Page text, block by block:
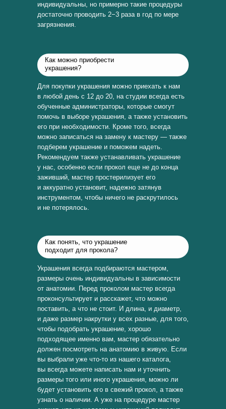
индивидуальны, но примерно такие процедуры
достаточно проводить 2−3 раза в год по мере
загрязнения.
Как можно приобрести
украшения?
Для покупки украшения можно приехать к нам
в любой день с 12 до 20, на студии всегда есть
обученные администраторы, которые смогут
помочь в выборе украшения, а также установить
его при необходимости. Кроме того, всегда
можно записаться на замену к мастеру — также
подберем украшение и поможем надеть.
Рекомендуем также устанавливать украшение
у нас, особенно если прокол еще не до конца
заживший, мастер простерилизует его
и аккуратно установит, надежно затянув
инструментом, чтобы ничего не раскрутилось
и не потерялось.
Как понять, что украшение
подходит для прокола?
Украшения всегда подбираются мастером,
размеры очень индивидуальны в зависимости
от анатомии. Перед проколом мастер всегда
проконсультирует и расскажет, что можно
поставить, а что не стоит. И длина, и диаметр,
и даже размер накрутки у всех разные, для того,
чтобы подобрать украшение, хорошо
подходящее именно вам, мастер обязательно
должен посмотреть на анатомию в живую. Если
вы выбрали уже что-то из нашего каталога,
вы всегда можете написать нам и уточнить
размеры того или иного украшения, можно ли
будет установить его в свежий прокол, а также
узнать о наличии. А уже на процедуре мастер